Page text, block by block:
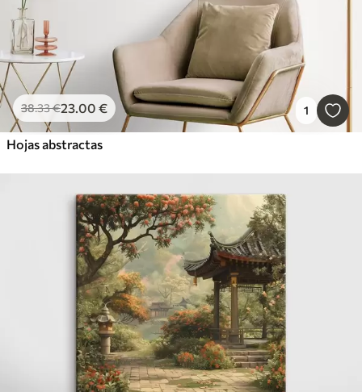
38.33€23.00 € 1
Hojas abstractas